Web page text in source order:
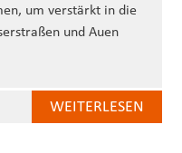
um verstärkt in die
und Auen
WEITERLESEN